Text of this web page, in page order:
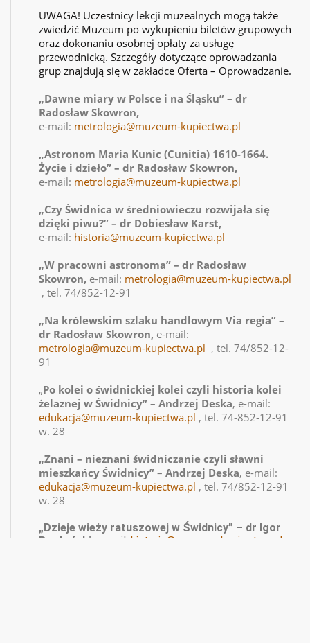
UWAGA! Uczestnicy lekcji muzealnych mogą także
zwiedzić Muzeum po wykupieniu biletów grupowych
oraz dokonaniu osobnej opłaty za usługę
przewodnicką. Szczegóły dotyczące oprowadzania
grup znajdują się w zakładce Oferta – Oprowadzanie.
„Dawne miary w Polsce i na Śląsku” – dr
Radosław Skowron,
e-mail: metrologia@muzeum-kupiectwa.pl
„Astronom Maria Kunic (Cunitia) 1610-1664.
Życie i dzieło” – dr Radosław Skowron,
e-mail: metrologia@muzeum-kupiectwa.pl
„Czy Świdnica w średniowieczu rozwijała się
dzięki piwu?” – dr Dobiesław Karst,
e-mail: historia@muzeum-kupiectwa.pl
„W pracowni astronoma” – dr Radosław
Skowron, e-mail: metrologia@muzeum-kupiectwa.pl
, tel. 74/852-12-91
„Na królewskim szlaku handlowym Via regia” –
dr Radosław Skowron, e-mail:
metrologia@muzeum-kupiectwa.pl , tel. 74/852-12-
91
„Po kolei o świdnickiej kolei czyli historia kolei
żelaznej w Świdnicy” – Andrzej Deska, e-mail:
edukacja@muzeum-kupiectwa.pl , tel. 74-852-12-91
w. 28
„Znani – nieznani świdniczanie czyli sławni
mieszkańcy Świdnicy” – Andrzej Deska, e-mail:
edukacja@muzeum-kupiectwa.pl , tel. 74/852-12-91
w. 28
„Dzieje wieży ratuszowej w Świdnicy” – dr Igor
Rosłoński , e-mail: historia@muzeum-kupiectwa.pl